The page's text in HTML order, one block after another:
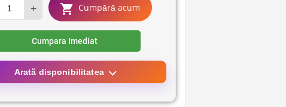
+ Cumpără acum
Cumpara Imediat
Arată disponibilitatea